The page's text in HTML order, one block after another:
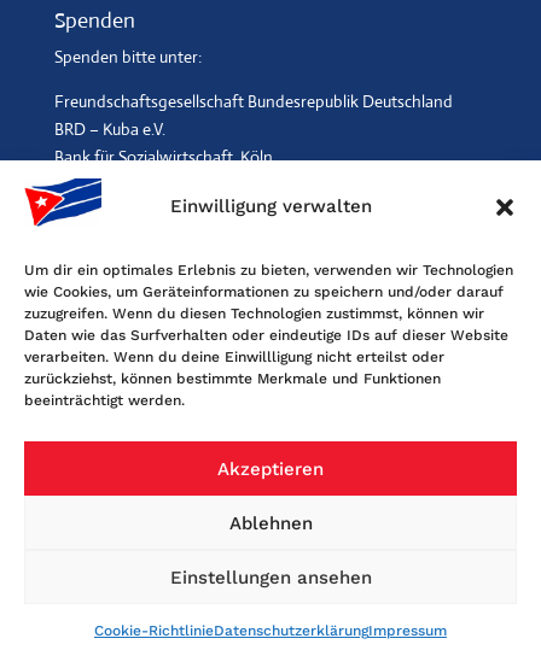
Einwilligung verwalten
Um dir ein optimales Erlebnis zu bieten, verwenden wir Technologien
wie Cookies, um Geräteinformationen zu speichern und/oder darauf
zuzugreifen. Wenn du diesen Technologien zustimmst, können wir
Daten wie das Surfverhalten oder eindeutige IDs auf dieser Website
verarbeiten. Wenn du deine Einwillligung nicht erteilst oder
zurückziehst, können bestimmte Merkmale und Funktionen
beeinträchtigt werden.
Akzeptieren
Ablehnen
Einstellungen ansehen
Cookie-RichtlinieDatenschutzerklärungImpressum
Spenden
Spenden bitte unter:
Freundschaftsgesellschaft Bundesrepublik Deutschland
BRD – Kuba e.V.
Bank für Sozialwirtschaft, Köln
IBAN: DE96 3702 0500 0001 2369 00, BIC: BFSWDE33XXX
Kontakt
Freundschaftsgesellschaft BRD-Kuba
Maybachstr. 159, 50670 Köln
E-Mail: info@fgbrdkuba.de